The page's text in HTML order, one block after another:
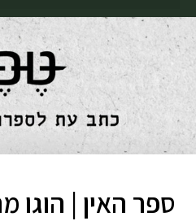
ספר האין | הוגו